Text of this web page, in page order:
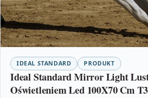
IDEAL STANDARD PRODUKT
Ideal Standard Mirror Light
Oświetleniem Led 100X70 Cm